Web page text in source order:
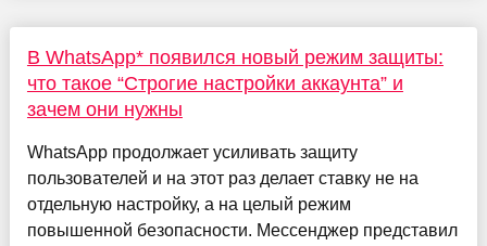
В WhatsApp* появился новый режим защиты:
что такое “Строгие настройки аккаунта” и
зачем они нужны
WhatsApp продолжает усиливать защиту
пользователей и на этот раз делает ставку не на
отдельную настройку, а на целый режим
повышенной безопасности. Мессенджер представил